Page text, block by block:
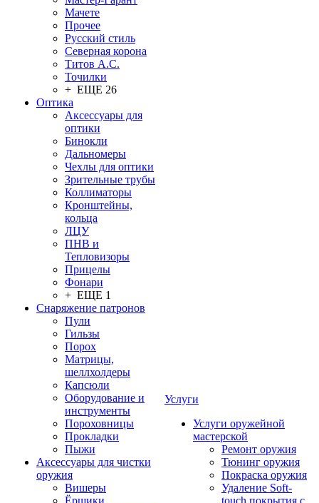
Мачете
Прочее
Русский стиль
Северная корона
Титов А.С.
Точилки
+ ЕЩЕ 26
Оптика
Аксессуары для
оптики
Бинокли
Дальномеры
Чехлы для оптики
Зрительные трубы
Коллиматоры
Кронштейны,
кольца
ЛЦУ
ПНВ и
Тепловизоры
Прицелы
Фонари
+ ЕЩЕ 1
Снаряжение патронов
Пули
Гильзы
Порох
Матрицы,
шеллхолдеры
Капсюли
Оборудование и
инструменты
Пороховницы
Прокладки
Пыжи
Аксессуары для чистки
оружия
Вишеры
Ёршики
Услуги
Услуги оружейной
мастерской
Ремонт оружия
Тюнинг оружия
Покраска оружия
Удаление Soft-
touch покрытия с